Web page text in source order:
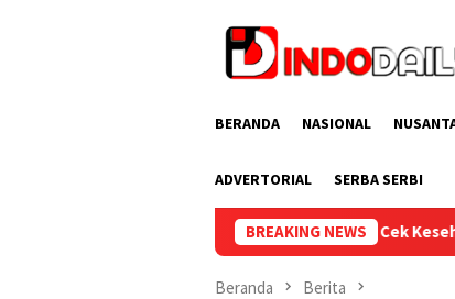
BERANDA NASIONAL
ADVERTORIAL SERBA SERBI
BREAKING NEWS
Sekayu Gelar Cek Kesehatan Gratis bagi Pegawai dan
Beranda Berita